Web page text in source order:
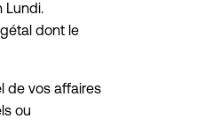
Lundi.
dont le
de vos affaires
ou